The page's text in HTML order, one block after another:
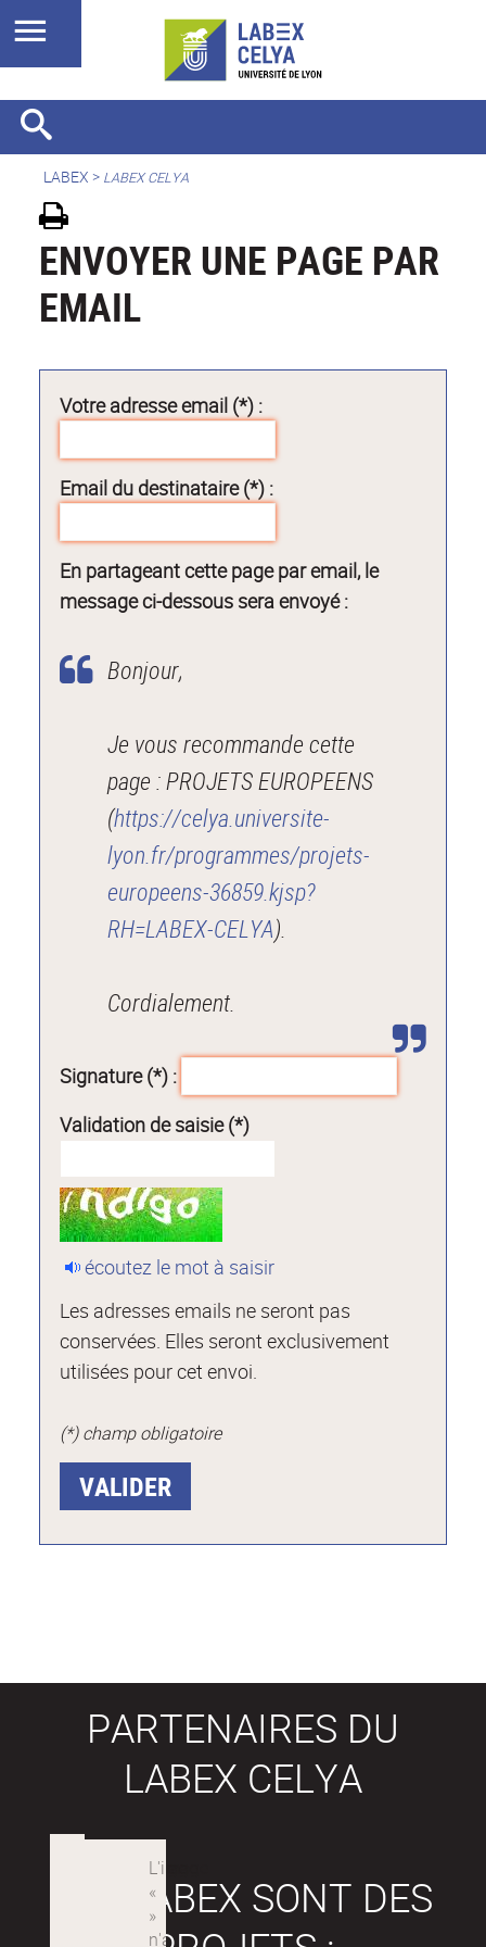
LABEX > LABEX CELYA
ENVOYER UNE PAGE PAR
EMAIL
Votre adresse email (*) :
Email du destinataire (*) :
En partageant cette page par email, le
message ci-dessous sera envoyé :
Bonjour,
Je vous recommande cette
page : PROJETS EUROPEENS
(https://celya.universite-
lyon.fr/programmes/projets-
europeens-36859.kjsp?
RH=LABEX-CELYA).
Cordialement.
Signature (*) :
Validation de saisie (*)
écoutez le mot à saisir
Les adresses emails ne seront pas
conservées. Elles seront exclusivement
utilisées pour cet envoi.
(*) champ obligatoire
PARTENAIRES DU
LABEX CELYA
LES LABEX SONT DES